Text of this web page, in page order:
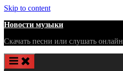
Skip to content
Новости музыки
Скачать песни или слушать онлайн